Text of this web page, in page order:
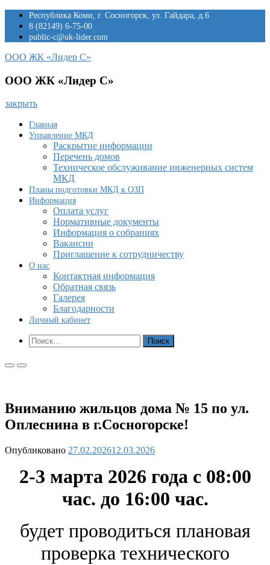
Перейти
содержимому
Республика Коми, г. Сосногорск, ул. Гайдара, д.6
8 (82149) 6-75-00
public-c@uk-lider.com
ООО ЖК «Лидер С»
ООО ЖК «Лидер С»
закрыть
Главная
Управление МКД
Раскрытие информации
Перечень домов
Техническое обслуживание инженерных систем
МКД
Планы подготовки МКД к ОЗП
Информация
Оплата услуг
Нормативные документы
Информация о собраниях
Вакансии
Приглашение к сотрудничеству
О нас
Контактная информация
Обратная связь
Галерея
Благодарности
Личный кабинет
Показать
форму
Найти:
Основное
Основное
Вниманию жильцов дома № 15 по ул.
Оплеснина в г.Сосногорске!
Опубликовано 27.02.202612.03.2026
2-3 марта 2026 года с 08:00
час. до 16:00 час.
будет проводиться плановая
проверка технического